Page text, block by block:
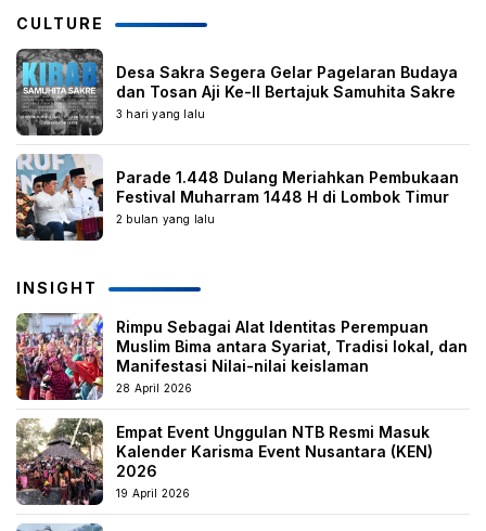
CULTURE
Desa Sakra Segera Gelar Pagelaran Budaya
dan Tosan Aji Ke-II Bertajuk Samuhita Sakre
3 hari yang lalu
Parade 1.448 Dulang Meriahkan Pembukaan
Festival Muharram 1448 H di Lombok Timur
2 bulan yang lalu
INSIGHT
Rimpu Sebagai Alat Identitas Perempuan
Muslim Bima antara Syariat, Tradisi lokal, dan
Manifestasi Nilai-nilai keislaman
28 April 2026
Empat Event Unggulan NTB Resmi Masuk
Kalender Karisma Event Nusantara (KEN)
2026
19 April 2026